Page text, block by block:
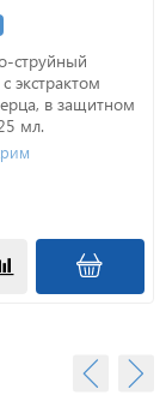
струйный
экстрактом
в защитном
мл.